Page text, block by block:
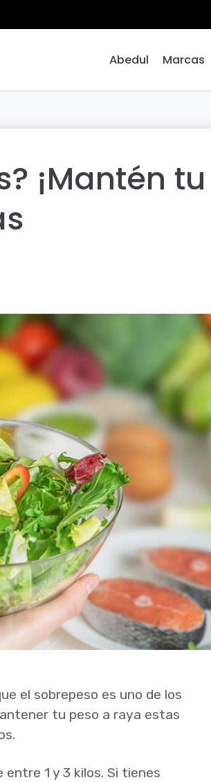
Abedul Marcas
¡Mantén tu
el sobrepeso es uno de los
tu peso a raya estas
1 y 3 kilos. Si tienes